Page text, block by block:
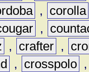
,
corolla
,
, crafter ,
, crosspolo